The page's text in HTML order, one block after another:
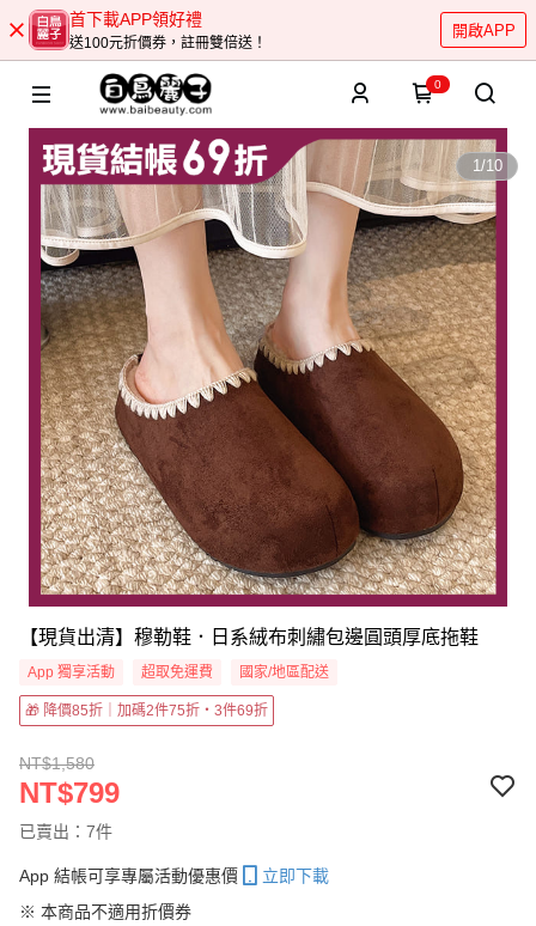
首下載APP領好禮
送100元折價券，註冊雙倍送！
開啟APP
0
1/10
【現貨出清】穆勒鞋．日系絨布刺繡包邊圓頭厚底拖鞋
App 獨享活動 超取免運費 國家/地區配送
🎁 降價85折｜加碼2件75折・3件69折
NT$1,580
NT$799
已賣出：7件
App 結帳可享專屬活動優惠價
立即下載
※ 本商品不適用折價券